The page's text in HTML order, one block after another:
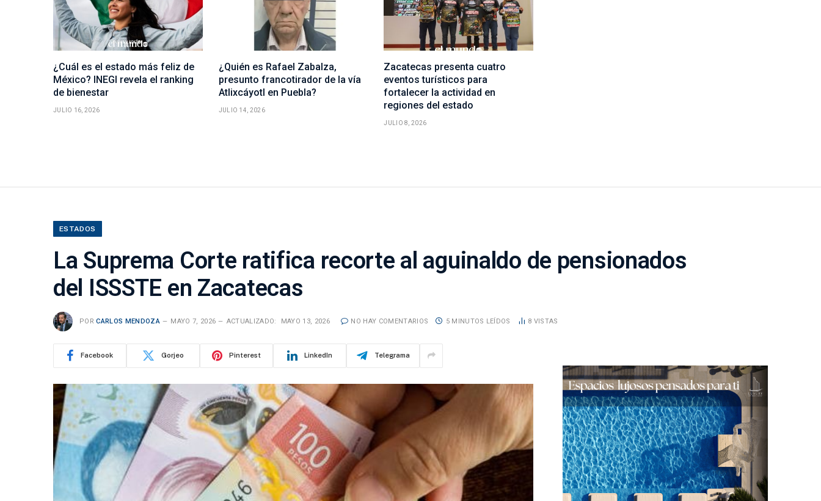
¿Cuál es el estado más feliz de
México? INEGI revela el ranking
de bienestar
JULIO 16, 2026
¿Quién es Rafael Zabalza,
presunto francotirador de la vía
Atlixcáyotl en Puebla?
JULIO 14, 2026
Zacatecas presenta cuatro
eventos turísticos para
fortalecer la actividad en
regiones del estado
JULIO 8, 2026
ESTADOS
La Suprema Corte ratifica recorte al aguinaldo de pensionados
del ISSSTE en Zacatecas
POR CARLOS MENDOZA MAYO 7, 2026 ACTUALIZADO: MAYO 13, 2026 NO HAY COMENTARIOS 5 MINUTOS LEÍDOS 8 VISTAS
Facebook Gorjeo Pinterest LinkedIn Telegrama